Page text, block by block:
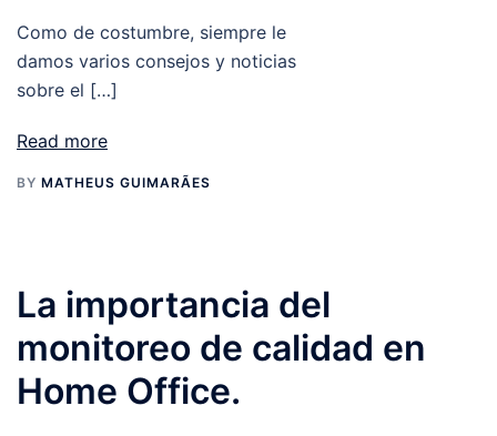
Como de costumbre, siempre le
damos varios consejos y noticias
sobre el […]
Read more
BY MATHEUS GUIMARÃES
La importancia del
monitoreo de calidad en
Home Office.